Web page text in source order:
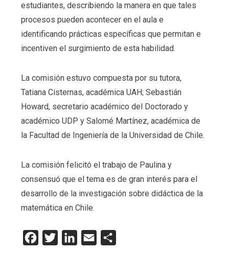
estudiantes, describiendo la manera en que tales
procesos pueden acontecer en el aula e
identificando prácticas específicas que permitan e
incentiven el surgimiento de esta habilidad.
La comisión estuvo compuesta por su tutora,
Tatiana Cisternas, académica UAH; Sebastián
Howard, secretario académico del Doctorado y
académico UDP y Salomé Martínez, académica de
la Facultad de Ingeniería de la Universidad de Chile.
La comisión felicitó el trabajo de Paulina y
consensuó que el tema es de gran interés para el
desarrollo de la investigación sobre didáctica de la
matemática en Chile.
Facebook
Twitter LinkedInEmail